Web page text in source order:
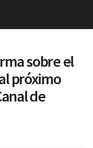
sobre el
próximo
de